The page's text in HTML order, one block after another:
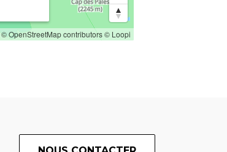
© OpenStreetMap contributors© Loopi